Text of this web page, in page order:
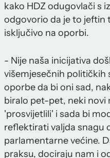
kako HDZ odugovlači s
odgovorio da je to jeftin
isključivo na oporbi.
- Nije naša inicijativa
višemjesečnih političkih
oporbe da bi oni sad,
biralo pet-pet, neki novi
'prosvijetlili' i sada bi
reflektirati valjda snagu
parlamentarne većine.
praksu, dociraju nam i